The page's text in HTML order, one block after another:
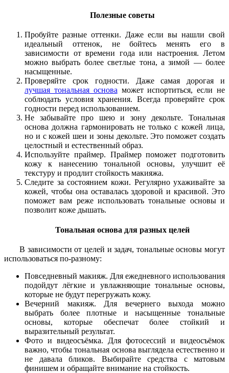
Полезные советы
Пробуйте разные оттенки. Даже если вы нашли свой
идеальный оттенок, не бойтесь менять его в
зависимости от времени года или настроения. Летом
можно выбрать более светлые тона, а зимой — более
насыщенные.
Проверяйте срок годности. Даже самая дорогая и
лучшая тональная основа может испортиться, если не
соблюдать условия хранения. Всегда проверяйте срок
годности перед использованием.
Не забывайте про шею и зону декольте. Тональная
основа должна гармонировать не только с кожей лица,
но и с кожей шеи и зоны декольте. Это поможет создать
целостный и естественный образ.
Используйте праймер. Праймер поможет подготовить
кожу к нанесению тональной основы, улучшит её
текстуру и продлит стойкость макияжа.
Следите за состоянием кожи. Регулярно ухаживайте за
кожей, чтобы она оставалась здоровой и красивой. Это
поможет вам реже использовать тональные основы и
позволит коже дышать.
Тональная основа для разных целей
В зависимости от целей и задач, тональные основы могут
использоваться по-разному:
Повседневный макияж. Для ежедневного использования
подойдут лёгкие и увлажняющие тональные основы,
которые не будут перегружать кожу.
Вечерний макияж. Для вечернего выхода можно
выбрать более плотные и насыщенные тональные
основы, которые обеспечат более стойкий и
выразительный результат.
Фото и видеосъёмка. Для фотосессий и видеосъёмок
важно, чтобы тональная основа выглядела естественно и
не давала бликов. Выбирайте средства с матовым
финишем и обращайте внимание на стойкость.